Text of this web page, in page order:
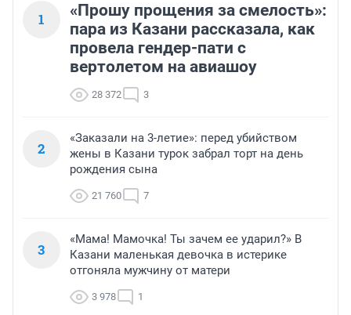
1
«Прошу прощения за смелость»:
пара из Казани рассказала, как
провела гендер-пати с
вертолетом на авиашоу
28 372 3
2
«Заказали на 3-летие»: перед убийством
жены в Казани турок забрал торт на день
рождения сына
21 760 7
3
«Мама! Мамочка! Ты зачем ее ударил?» В
Казани маленькая девочка в истерике
отгоняла мужчину от матери
3 978 1